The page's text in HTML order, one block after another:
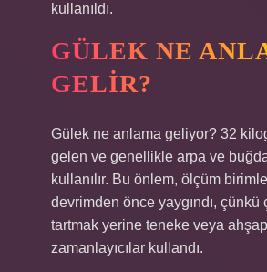
kullanıldı.
GÜLEK NE
GELIR?
Gülek ne anlama geliyor? 32
gelen ve genellikle arpa ve
kullanılır. Bu önlem, ölçüm
devrimden önce yaygındı, çünkü
tartmak yerine teneke veya ahşap
zamanlayıcılar kullandı.